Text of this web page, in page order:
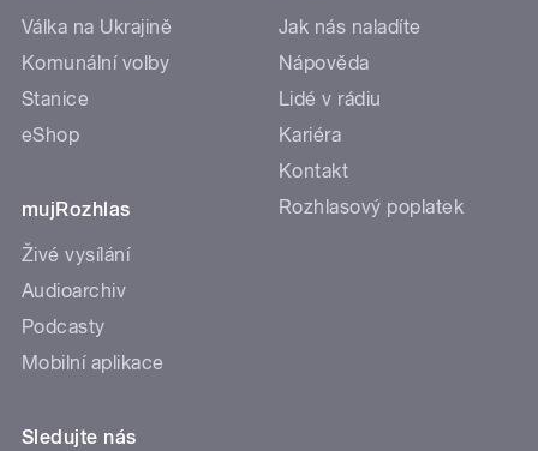
Válka na Ukrajině
Komunální volby
Stanice
eShop
mujRozhlas
Živé vysílání
Audioarchiv
Podcasty
Mobilní aplikace
Jak nás naladíte
Nápověda
Lidé v rádiu
Kariéra
Kontakt
Rozhlasový poplatek
Sledujte nás